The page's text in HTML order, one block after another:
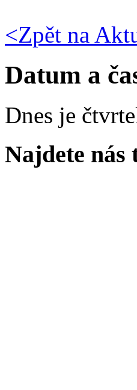
<Zpět na
Datum a
Dnes je
Najdete nás